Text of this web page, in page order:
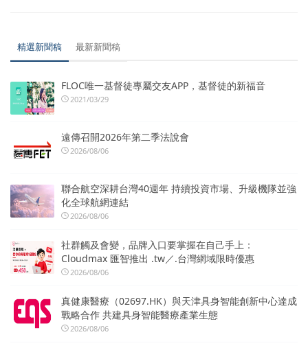
精選新聞稿 最新新聞稿
FLOC唯一基督徒專屬交友APP，基督徒的新福音
2021/03/29
遠傳召開2026年第二季法說會
2026/08/06
聯合航空深耕台灣40週年 持續投資市場、升級機隊並強
化全球航網連結
2026/08/06
社群觸及會變，品牌入口要掌握在自己手上：
Cloudmax 匯智推出 .tw／.台灣網域限時優惠
2026/08/06
真健康醫療（02697.HK）與天津具身智能創新中心達成
戰略合作 共建具身智能醫療產業生態
2026/08/06